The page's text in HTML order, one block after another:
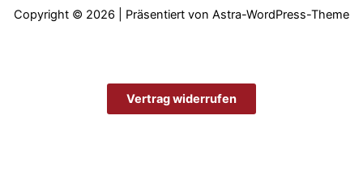
Copyright © 2026 | Präsentiert von Astra-WordPress-Theme
Vertrag widerrufen